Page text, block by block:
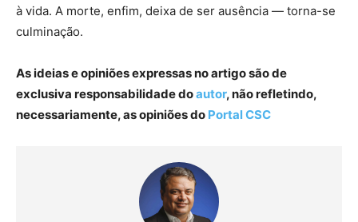
à vida. A morte, enfim, deixa de ser ausência — torna-se
culminação.
As ideias e opiniões expressas no artigo são de
exclusiva responsabilidade doautor, não refletindo,
necessariamente, as opiniões do Portal CSC